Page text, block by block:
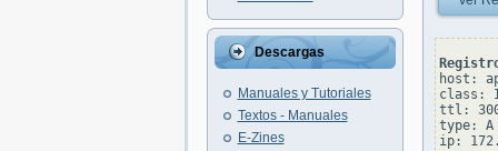
Descargas
Manuales y Tutoriales
Textos - Manuales
E-Zines
host:
class:
ttl:
type: A